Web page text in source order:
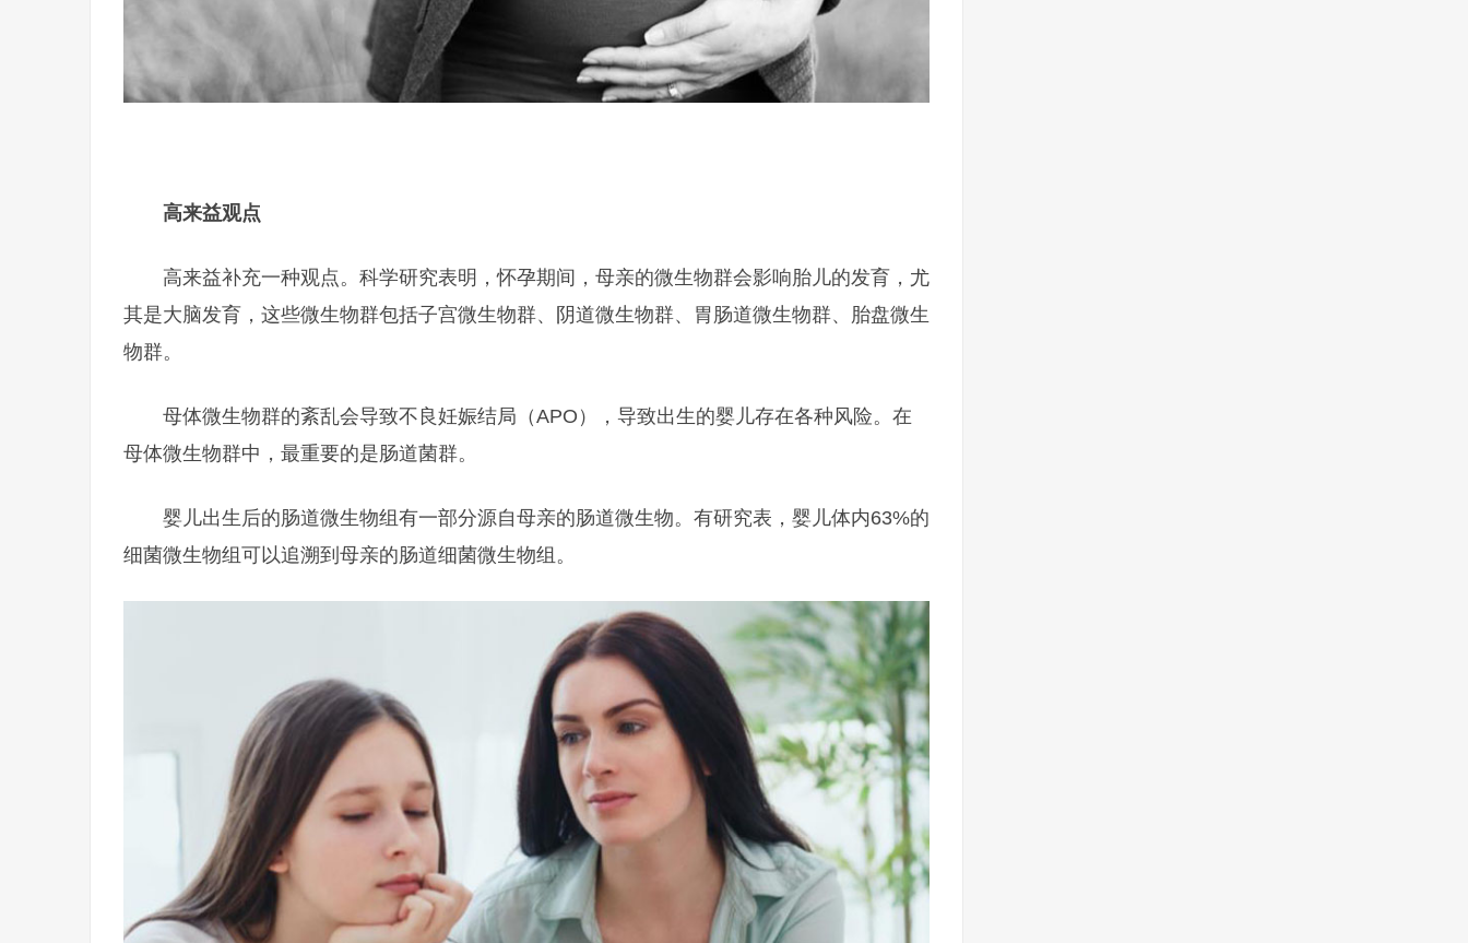
高来益观点
高来益补充一种观点。科学研究表明，怀孕期间，母亲的微生物群会影响胎儿的发育，尤
其是大脑发育，这些微生物群包括子宫微生物群、阴道微生物群、胃肠道微生物群、胎盘微生
物群。
母体微生物群的紊乱会导致不良妊娠结局（APO），导致出生的婴儿存在各种风险。在
母体微生物群中，最重要的是肠道菌群。
婴儿出生后的肠道微生物组有一部分源自母亲的肠道微生物。有研究表，婴儿体内63%的
细菌微生物组可以追溯到母亲的肠道细菌微生物组。